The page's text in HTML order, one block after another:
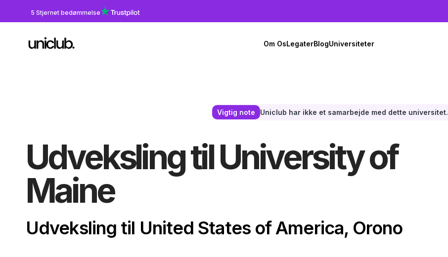
5 Stjernet bedømmelse
Om OsLegaterBlogUniversiteter
Vigtig note Uniclub har ikke et samarbejde med dette universitet.
Udveksling til University of
Maine
Udveksling til United States of America, Orono